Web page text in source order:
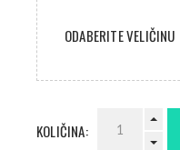
ODABERITE VELIČINU
KOLIČINA: